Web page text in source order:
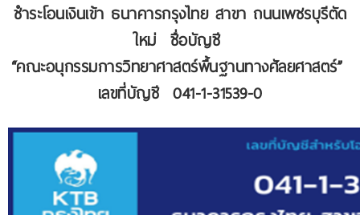
ชำระโอนเงินเข้า ธนาคารกรุงไทย สาขา ถนนเพชรบุรีตัด
ใหม่ ชื่อบัญชี
“คณะอนุกรรมการวิทยาศาสตร์พื้นฐานทางศัลยศาสตร์”
เลขที่บัญชี 041-1-31539-0